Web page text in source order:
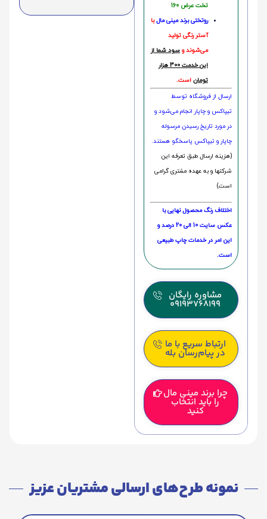
تخت عرض 160
روتختی‌ برند مینی مالبا
آستر رنگی تولید
می‌شوند و سود شما از
این خدمت 300 هزار
تومان است.
ارسال از فروشگاه توسط
تیپاکس و چاپار انجام می‌شود و
در مورد تاریخ رسیدن مرسوله
چاپار و تیپاکس پاسخگو هستند.
(هزینه ارسال طبق تعرفه این
شرکتها و به عهده مشتری گرامی
است)
اختلاف رنگ محصول نهایی با
عکس سایت 10 الی 20 درصد و
این امر در خدمات چاپ طبیعی
است.
مشاوره رایگان
09193768199
ارتباط سریع با ما
در پیام‌رسان بله
چرا برند مینی مال
را باید انتخاب
کنید
نمونه طرح‌های ارسالی مشتریان عزیز